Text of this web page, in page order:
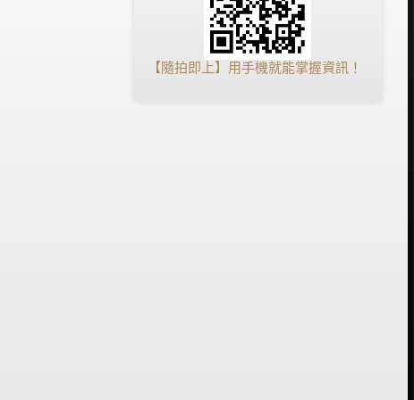
【隨拍即上】用手機就能掌握資訊！